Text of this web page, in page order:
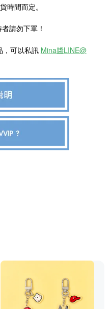
時間而定。
請勿下單！
，可以私訊 Mina醬LINE@